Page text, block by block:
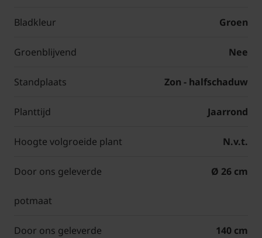
Bladkleur Groen
Groenblijvend Nee
Standplaats Zon - halfschaduw
Planttijd Jaarrond
Hoogte volgroeide plant N.v.t.
Door ons geleverde
potmaat
Ø 26 cm
Door ons geleverde 140 cm